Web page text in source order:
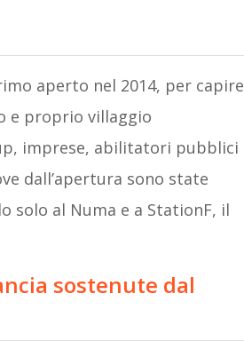
aperto nel 2014, per capire
e proprio villaggio
imprese, abilitatori pubblici
dall’apertura sono state
solo al Numa e a StationF, il
sostenute dal